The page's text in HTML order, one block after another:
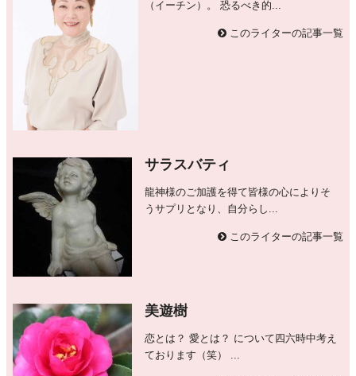
（イーチン）。 恐るべき的...
このライターの記事一覧
サラスバティ
龍神様のご加護を得て皆様の心によりそ
うサプリとなり、自分らし...
このライターの記事一覧
美遊樹
恋とは？ 愛とは？ について四六時中考え
ております（笑） ...